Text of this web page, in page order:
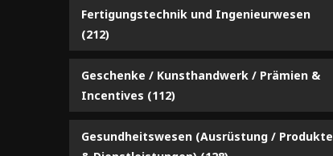
Fertigungstechnik und Ingenieurwesen
(212)
Geschenke / Kunsthandwerk / Prämien &
Incentives (112)
Gesundheitswesen (Ausrüstung / Produkte